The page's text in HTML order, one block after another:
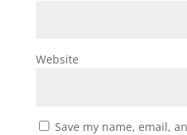
Website
Save my name, email,